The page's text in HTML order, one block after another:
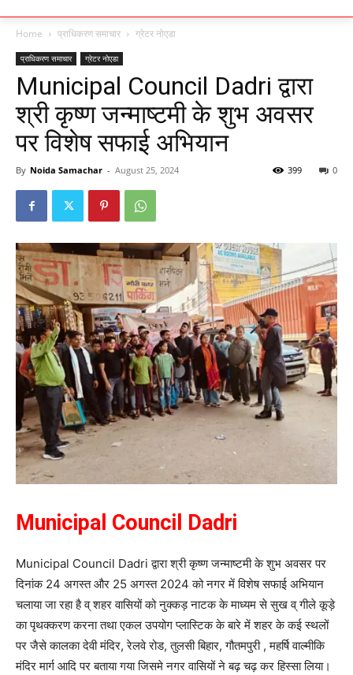
Home प्राधिकरण समाचार ग्रेटर नोएडा
प्राधिकरण समाचार ग्रेटर नोएडा
Municipal Council Dadri द्वारा
श्री कृष्ण जन्माष्टमी के शुभ अवसर
पर विशेष सफाई अभियान
By Noida Samachar - August 25, 2024 0
399
Municipal Council Dadri
Municipal Council Dadri द्वारा श्री कृष्ण जन्माष्टमी के शुभ अवसर पर
दिनांक 24 अगस्त और 25 अगस्त 2024 को नगर में विशेष सफाई अभियान
चलाया जा रहा है व् शहर वासियों को नुक्कड़ नाटक के माध्यम से सुख व् गीले कूड़े
का पृथक्करण करना तथा एकल उपयोग प्लास्टिक के बारे में शहर के कई स्थलों
पर जैसे कालका देवी मंदिर, रेलवे रोड, तुलसी बिहार, गौतमपुरी , महर्षि वाल्मीकि
मंदिर मार्ग आदि पर बताया गया जिसमे नगर वासियों ने बढ़ चढ़ कर हिस्सा लिया।